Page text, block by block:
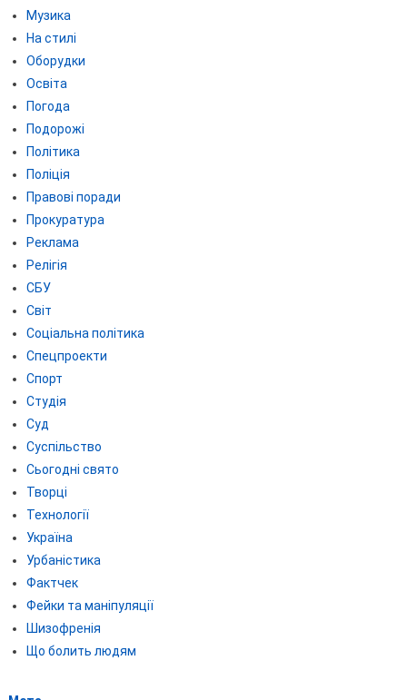
Музика
На стилі
Оборудки
Освіта
Погода
Подорожі
Політика
Поліція
Правові поради
Прокуратура
Реклама
Релігія
СБУ
Світ
Соціальна політика
Спецпроекти
Спорт
Студія
Суд
Суспільство
Сьогодні свято
Творці
Технології
Україна
Урбаністика
Фактчек
Фейки та маніпуляції
Шизофренія
Що болить людям